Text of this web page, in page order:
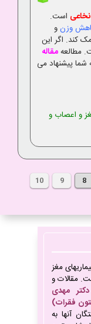
است.
وزنو
کند. اگر این
مطالعهمقاله
شما پیشنهاد می
و اعصاب و
8
9
10
مغز
مقالات و
دکتر مهدی
فقرات)
آنها به